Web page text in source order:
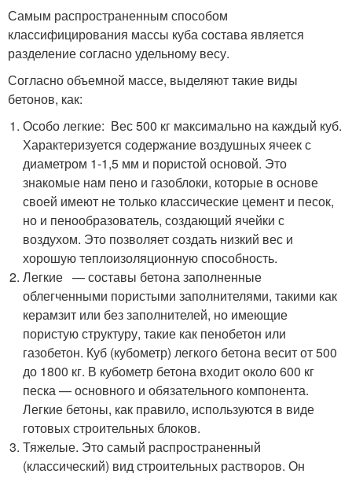
Самым распространенным способом
классифицирования массы куба состава является
разделение согласно удельному весу.
Согласно объемной массе, выделяют такие виды
бетонов, как:
Особо легкие: Вес 500 кг максимально на каждый куб.
Характеризуется содержание воздушных ячеек с
диаметром 1-1,5 мм и пористой основой. Это
знакомые нам пено и газоблоки, которые в основе
своей имеют не только классические цемент и песок,
но и пенообразователь, создающий ячейки с
воздухом. Это позволяет создать низкий вес и
хорошую теплоизоляционную способность.
Легкие — составы бетона заполненные
облегченными пористыми заполнителями, такими как
керамзит или без заполнителей, но имеющие
пористую структуру, такие как пенобетон или
газобетон. Куб (кубометр) легкого бетона весит от 500
до 1800 кг. В кубометр бетона входит около 600 кг
песка — основного и обязательного компонента.
Легкие бетоны, как правило, используются в виде
готовых строительных блоков.
Тяжелые. Это самый распространенный
(классический) вид строительных растворов. Он